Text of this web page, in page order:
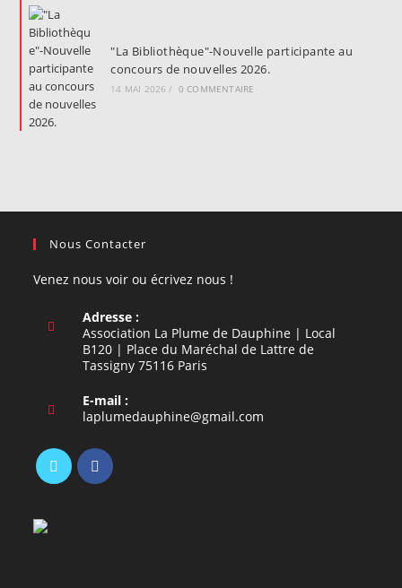
"La Bibliothèque"-Nouvelle participante au
concours de nouvelles 2026.
14 MAI 2026 / 0 COMMENTAIRE
Nous Contacter
Venez nous voir ou écrivez nous !
Adresse :
Association La Plume de Dauphine | Local
B120 | Place du Maréchal de Lattre de
Tassigny 75116 Paris
E-mail :
laplumedauphine@gmail.com
dans
un